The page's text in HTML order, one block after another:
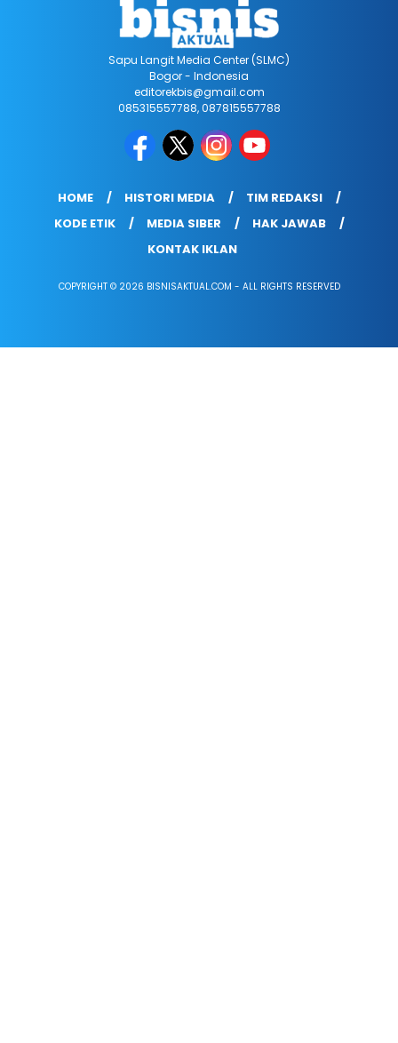
Sapu Langit Media Center (SLMC)
Bogor - Indonesia
editorekbis@gmail.com
085315557788, 087815557788
HOME HISTORI MEDIA
TIM REDAKSI
KODE ETIK
MEDIA SIBER
HAK JAWAB
KONTAK IKLAN
COPYRIGHT © 2026 BISNISAKTUAL.COM - ALL RIGHTS RESERVED